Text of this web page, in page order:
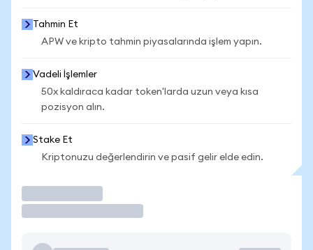
Tahmin Et
APW ve kripto tahmin piyasalarında işlem yapın.
Vadeli İşlemler
50x kaldıraca kadar token'larda uzun veya kısa
pozisyon alın.
Stake Et
Kriptonuzu değerlendirin ve pasif gelir elde edin.